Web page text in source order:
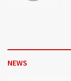
NEWS